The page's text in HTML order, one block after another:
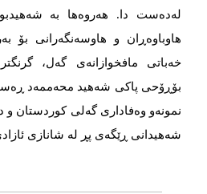
لەدەست دا. هەروەها بە
هاوباوەڕان و هاوسەنگەرانی بۆ
خەباتی مافخوازانەی گەل،
بۆڕۆحی پاکی شەهید محەممەد
نمونەو وەفاداری گەلی کوردستان
شەهیدانی ڕێگەی پڕ لە شانازی